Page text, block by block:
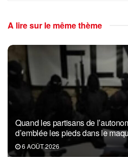
A lire sur le même thème
Quand les partisans de
d’emblée les pieds dans le
6 AOÛT 2026